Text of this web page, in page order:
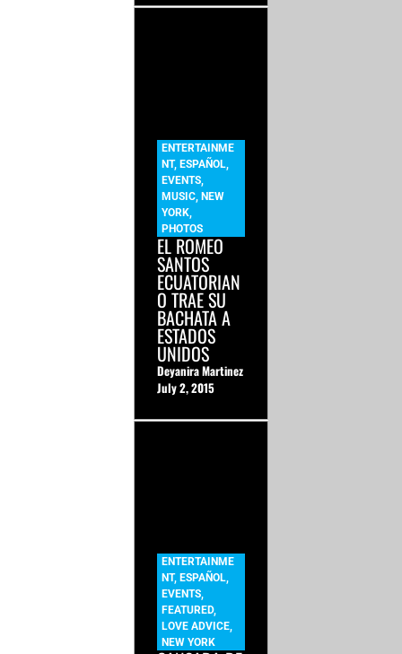
ENTERTAINME
NT, ESPAÑOL,
EVENTS,
MUSIC, NEW
YORK,
PHOTOS
EL ROMEO
SANTOS
ECUATORIAN
O TRAE SU
BACHATA A
ESTADOS
UNIDOS
Deyanira Martinez
July 2, 2015
ENTERTAINME
NT, ESPAÑOL,
EVENTS,
FEATURED,
LOVE ADVICE,
NEW YORK